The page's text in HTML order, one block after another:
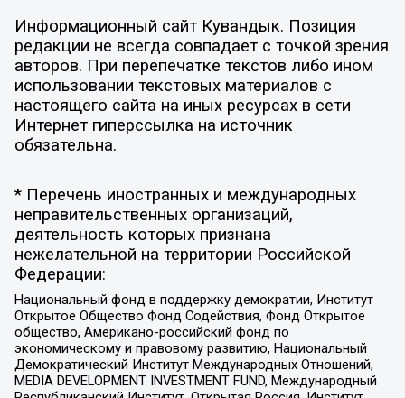
Информационный сайт Кувандык. Позиция
редакции не всегда совпадает с точкой зрения
авторов. При перепечатке текстов либо ином
использовании текстовых материалов с
настоящего сайта на иных ресурсах в сети
Интернет гиперссылка на источник
обязательна.
* Перечень иностранных и международных
неправительственных организаций,
деятельность которых признана
нежелательной на территории Российской
Федерации:
Национальный фонд в поддержку демократии, Институт
Открытое Общество Фонд Содействия, Фонд Открытое
общество, Американо-российский фонд по
экономическому и правовому развитию, Национальный
Демократический Институт Международных Отношений,
MEDIA DEVELOPMENT INVESTMENT FUND, Международный